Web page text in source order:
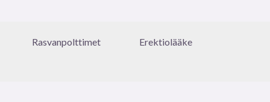
Rasvanpolttimet Erektiolääke